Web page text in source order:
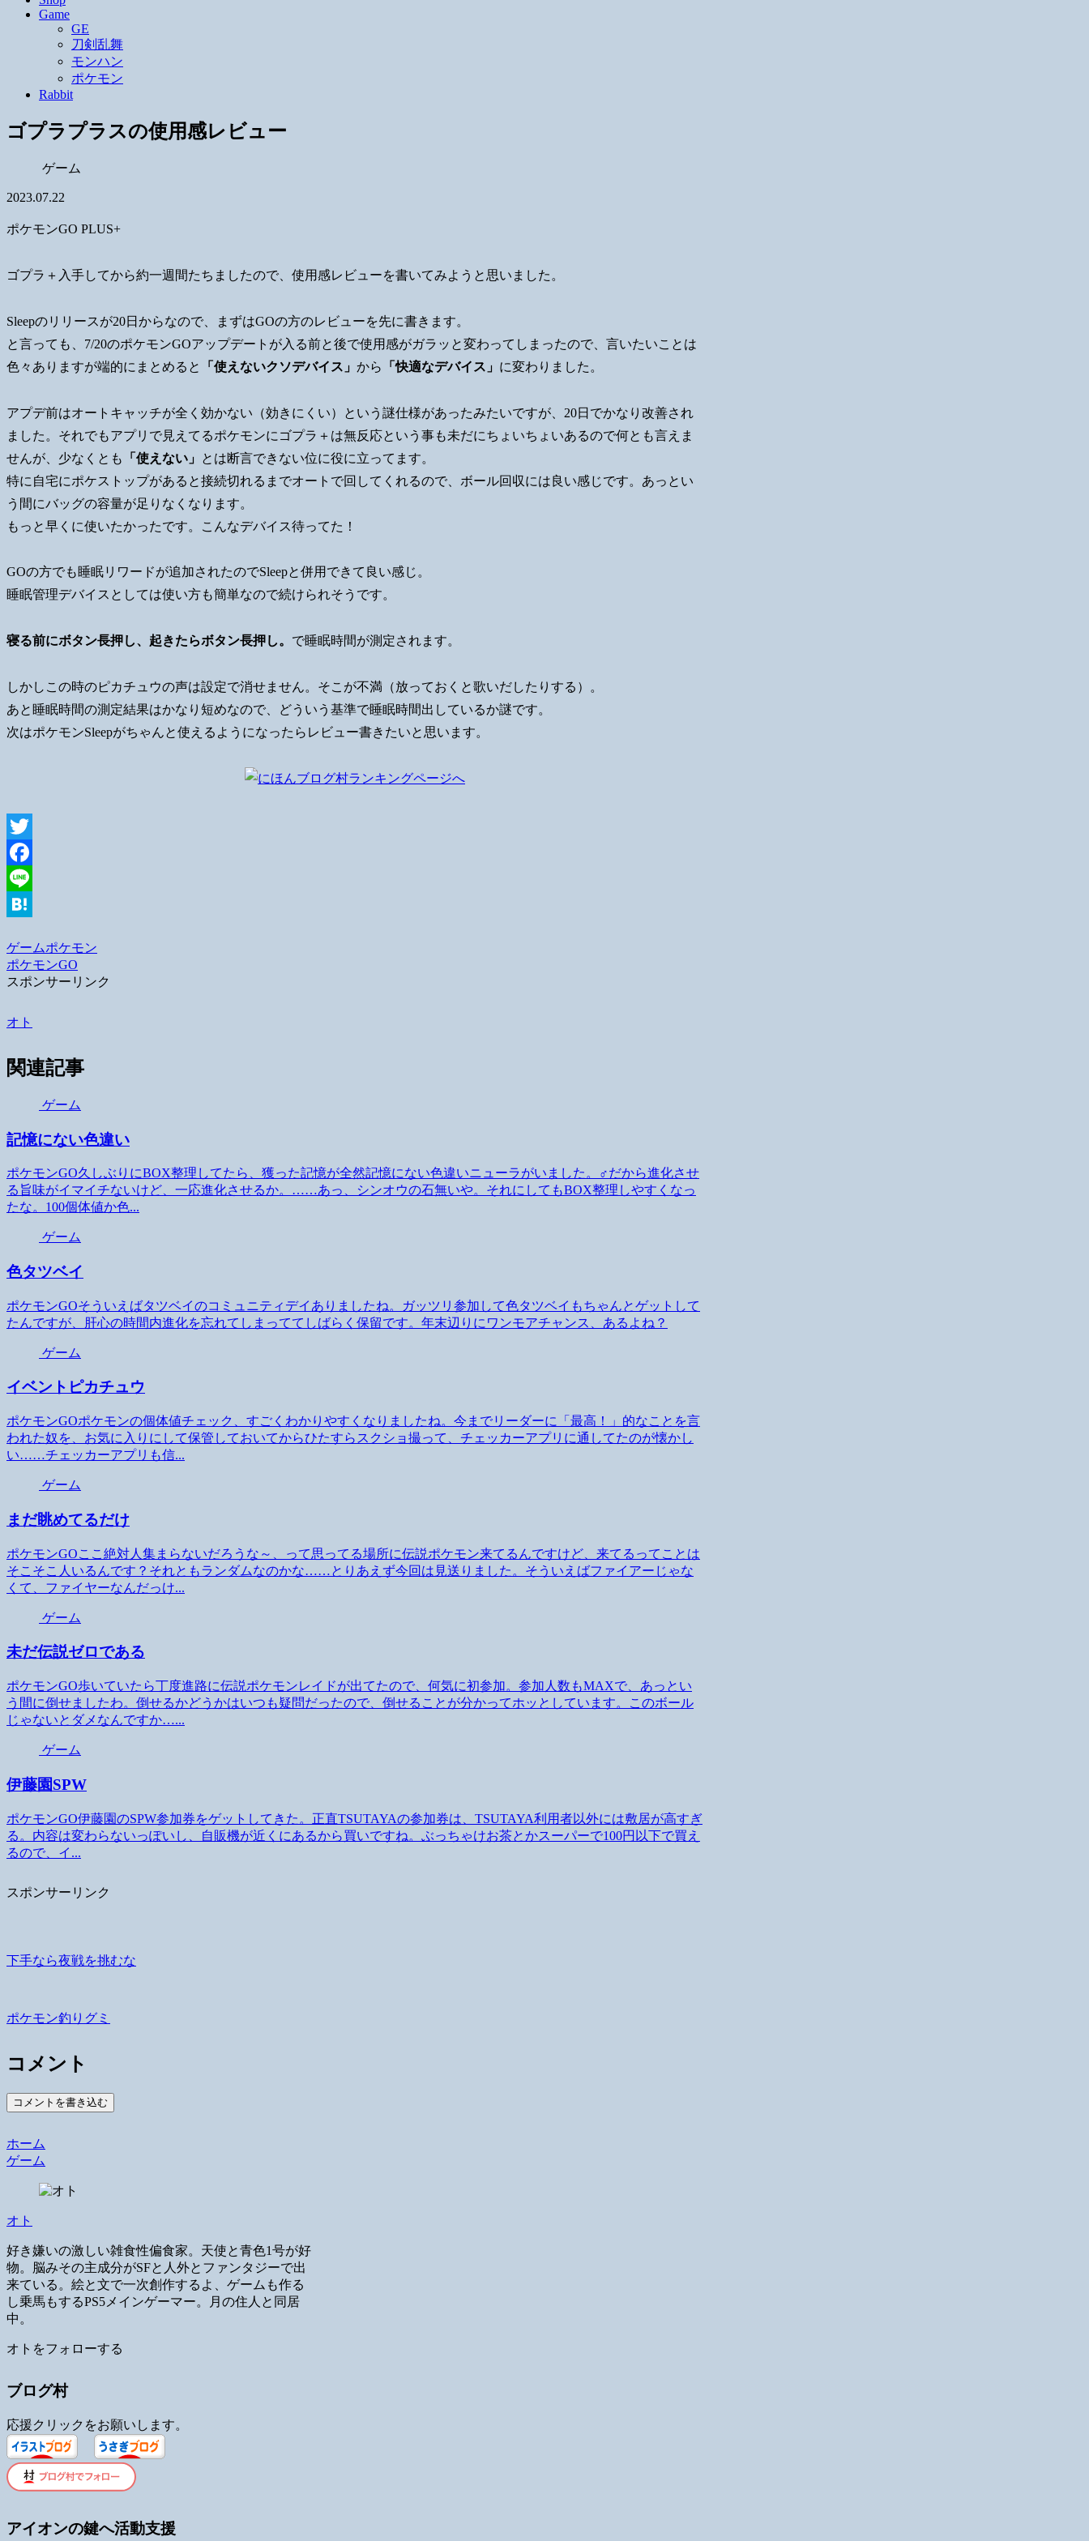
Game
GE
刀剣乱舞
モンハン
ポケモン
Rabbit
ゴプラプラスの使用感レビュー
ゲーム
2023.07.22
ポケモンGO PLUS+
ゴプラ＋入手してから約一週間たちましたので、使用感レビューを書いてみようと思いました。
Sleepのリリースが20日からなので、まずはGOの方のレビューを先に書きます。
と言っても、7/20のポケモンGOアップデートが入る前と後で使用感がガラッと変わってしまったので、言いたいことは
色々ありますが端的にまとめると
「使えないクソデバイス」 から 「快適なデバイス」 に変わりました。
アプデ前はオートキャッチが全く効かない（効きにくい）という謎仕様があったみたいですが、20日でかなり改善され
ました。それでもアプリで見えてるポケモンにゴプラ＋は無反応という事も未だにちょいちょいあるので何とも言えま
せんが、少なくとも
「使えない」 とは断言できない位に役に立ってます。
特に自宅にポケストップがあると接続切れるまでオートで回してくれるので、ボール回収には良い感じです。あっとい
う間にバッグの容量が足りなくなります。
もっと早くに使いたかったです。こんなデバイス待ってた！
GOの方でも睡眠リワードが追加されたのでSleepと併用できて良い感じ。
睡眠管理デバイスとしては使い方も簡単なので続けられそうです。
寝る前にボタン長押し、起きたらボタン長押し。 で睡眠時間が測定されます。
しかしこの時のピカチュウの声は設定で消せません。そこが不満（放っておくと歌いだしたりする）。
あと睡眠時間の測定結果はかなり短めなので、どういう基準で睡眠時間出しているか謎です。
次はポケモンSleepがちゃんと使えるようになったらレビュー書きたいと思います。
Twitter
Facebook
Line
ゲームポケモン
ポケモンGO
スポンサーリンク
オト
関連記事
ゲーム
記憶にない色違い
ポケモンGO久しぶりにBOX整理してたら、獲った記憶が全然記憶にない色違いニューラがいました。♂だから進化させ
る旨味がイマイチないけど、一応進化させるか。……あっ、シンオウの石無いや。それにしてもBOX整理しやすくなっ
たな。100個体値か色...
ゲーム
色タツベイ
ポケモンGOそういえばタツベイのコミュニティデイありましたね。ガッツリ参加して色タツベイもちゃんとゲットして
たんですが、肝心の時間内進化を忘れてしまっててしばらく保留です。年末辺りにワンモアチャンス、あるよね？
ゲーム
イベントピカチュウ
ポケモンGOポケモンの個体値チェック、すごくわかりやすくなりましたね。今までリーダーに「最高！」的なことを言
われた奴を、お気に入りにして保管しておいてからひたすらスクショ撮って、チェッカーアプリに通してたのが懐かし
い……チェッカーアプリも信...
ゲーム
まだ眺めてるだけ
ポケモンGOここ絶対人集まらないだろうな～、って思ってる場所に伝説ポケモン来てるんですけど、来てるってことは
そこそこ人いるんです？それともランダムなのかな……とりあえず今回は見送りました。そういえばファイアーじゃな
くて、ファイヤーなんだっけ...
ゲーム
未だ伝説ゼロである
ポケモンGO歩いていたら丁度進路に伝説ポケモンレイドが出てたので、何気に初参加。参加人数もMAXで、あっとい
う間に倒せましたわ。倒せるかどうかはいつも疑問だったので、倒せることが分かってホッとしています。このボール
じゃないとダメなんですか…...
ゲーム
伊藤園SPW
ポケモンGO伊藤園のSPW参加券をゲットしてきた。正直TSUTAYAの参加券は、TSUTAYA利用者以外には敷居が高すぎ
る。内容は変わらないっぽいし、自販機が近くにあるから買いですね。ぶっちゃけお茶とかスーパーで100円以下で買え
るので、イ...
スポンサーリンク
下手なら夜戦を挑むな
ポケモン釣りグミ
コメント
コメントを書き込む
ホーム
ゲーム
オト
好き嫌いの激しい雑食性偏食家。天使と青色1号が好
物。脳みその主成分がSFと人外とファンタジーで出
来ている。絵と文で一次創作するよ、ゲームも作る
し乗馬もするPS5メインゲーマー。月の住人と同居
中。
オトをフォローする
ブログ村
応援クリックをお願いします。
アイオンの鍵へ活動支援